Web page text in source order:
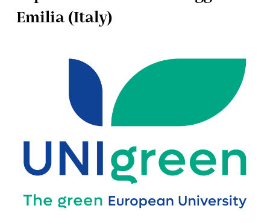
Emilia (Italy)